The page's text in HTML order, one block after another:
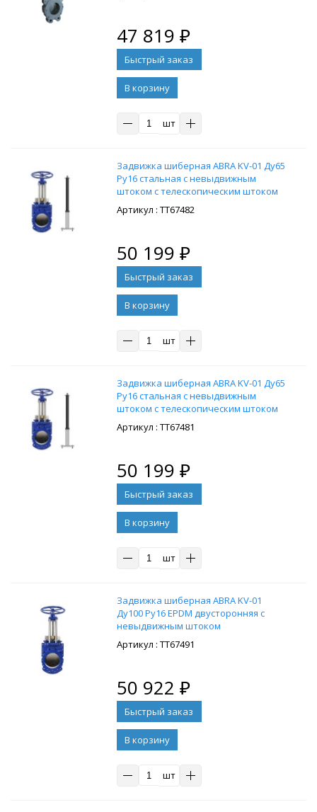
47 819 ₽
В корзину
шт
Задвижка шиберная ABRA KV-01 Ду65
Ру16 стальная с невыдвижным
штоком с телескопическим штоком
1300-1800 мм, на штурвал,
управление Т-образный ключ, без
: ТТ67482
50 199 ₽
В корзину
шт
Задвижка шиберная ABRA KV-01 Ду65
Ру16 стальная с невыдвижным
штоком с телескопическим штоком
1050-1750 мм, на штурвал,
управление Т-образный ключ, без
: ТТ67481
50 199 ₽
В корзину
шт
Задвижка шиберная ABRA KV-01
Ду100 Ру16 EPDM двусторонняя с
невыдвижным штоком
: ТТ67491
50 922 ₽
В корзину
шт